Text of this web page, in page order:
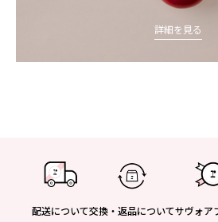
詳細を見る
配送について交換・返品についてサヴォア